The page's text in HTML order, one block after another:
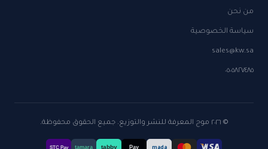
من نحن
سياسة الخصوصية
sales@kw.sa
٠٥٠٥٨٢٧٤٨٥
© ٢٠٢٦ موج المعرفة للنشر والتوزيع. جميع الحقوق محفوظة.
Pay
tabby
tamara
STC Pay